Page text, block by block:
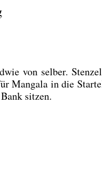
von sel­ber.
Manga­la in die
sit­zen.